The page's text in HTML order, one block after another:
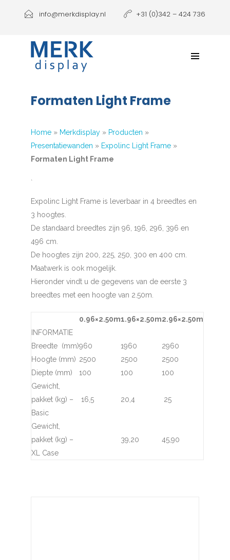
Producten
Klantbeleving
info@merkdisplay.nl +31 (0)342 – 424 736
Formaten Light Frame
Home» Merkdisplay» Producten »
Presentatiewanden » Expolinc Light Frame»
Formaten Light Frame
`
Expolinc Light Frame is leverbaar in 4 breedtes en
3 hoogtes.
De standaard breedtes zijn 96, 196, 296, 396 en
496 cm.
De hoogtes zijn 200, 225, 250, 300 en 400 cm.
Maatwerk is ook mogelijk.
Hieronder vindt u de gegevens van de eerste 3
breedtes met een hoogte van 2.50m.
0.96×2.50m1.96×2.50m2.96×2.50m
INFORMATIE
Breedte (mm)960 1960
2960
Hoogte (mm) 2500 2500
2500
Diepte (mm)
100 100
100
Gewicht,
pakket (kg) –
Basic
16,5 20,4 25
Gewicht,
pakket (kg) –
XL Case
39,20 45,90